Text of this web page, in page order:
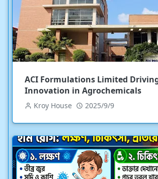
ACI Formulations Limited
Innovation in Agrochemicals
Kroy House 2025/9/9